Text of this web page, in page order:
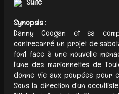
Suite
Synopsis :
Danny Coogan et sa
contrecarré un projet de
font face à une nouvelle
l’une des marionnettes de
donne vie aux poupées pour
Sous la direction d’un